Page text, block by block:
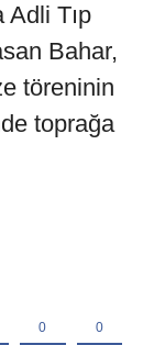
Adli Tıp
Bahar,
töreninin
toprağa